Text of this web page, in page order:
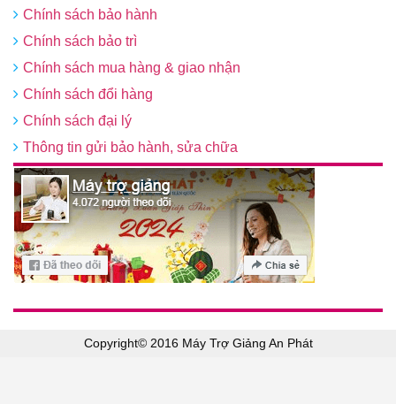
Chính sách bảo hành
Chính sách bảo trì
Chính sách mua hàng & giao nhận
Chính sách đổi hàng
Chính sách đại lý
Thông tin gửi bảo hành, sửa chữa
Copyright© 2016 Máy Trợ Giảng An Phát